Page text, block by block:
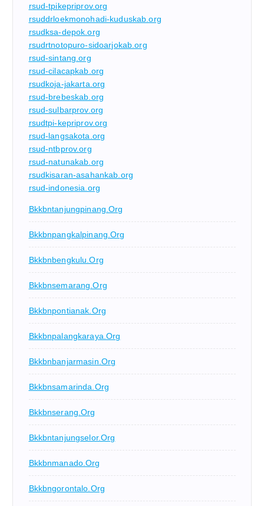
rsud-tpikepriprov.org
rsuddrloekmonohadi-kuduskab.org
rsudksa-depok.org
rsudrtnotopuro-sidoarjokab.org
rsud-sintang.org
rsud-cilacapkab.org
rsudkoja-jakarta.org
rsud-brebeskab.org
rsud-sulbarprov.org
rsudtpi-kepriprov.org
rsud-langsakota.org
rsud-ntbprov.org
rsud-natunakab.org
rsudkisaran-asahankab.org
rsud-indonesia.org
Bkkbntanjungpinang.org
Bkkbnpangkalpinang.org
Bkkbnbengkulu.org
Bkkbnsemarang.org
Bkkbnpontianak.org
Bkkbnpalangkaraya.org
Bkkbnbanjarmasin.org
Bkkbnsamarinda.org
Bkkbnserang.org
Bkkbntanjungselor.org
Bkkbnmanado.org
Bkkbngorontalo.org